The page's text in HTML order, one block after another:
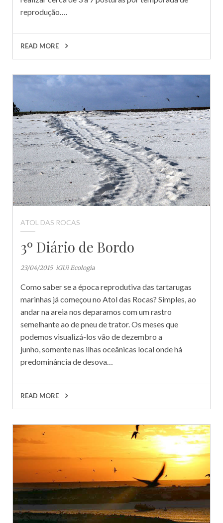
reprodução….
READ MORE
ATOL DAS ROCAS
3º Diário de Bordo
23/04/2015 iGUi Ecologia
Como saber se a época reprodutiva das tartarugas
marinhas já começou no Atol das Rocas? Simples, ao
andar na areia nos deparamos com um rastro
semelhante ao de pneu de trator. Os meses que
podemos visualizá-los vão de dezembro a
junho, somente nas ilhas oceânicas local onde há
predominância de desova…
READ MORE